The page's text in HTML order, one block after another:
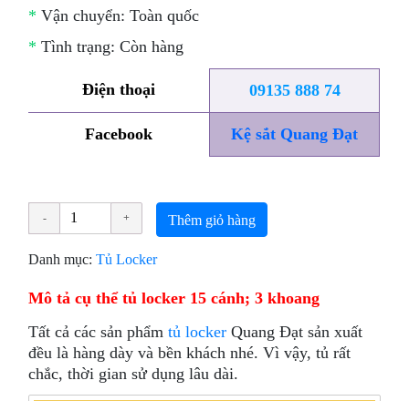
*Vận chuyển: Toàn quốc
*Tình trạng: Còn hàng
Điện thoại 09135 888 74
Facebook Kệ sắt Quang Đạt
Thêm giỏ hàng
Danh mục:Tủ Locker
Mô tả cụ thể tủ locker 15 cánh; 3 khoang
Tất cả các sản phẩmtủ locker Quang Đạt sản xuất
đều là hàng dày và bền khách nhé. Vì vậy, tủ rất
chắc, thời gian sử dụng lâu dài.